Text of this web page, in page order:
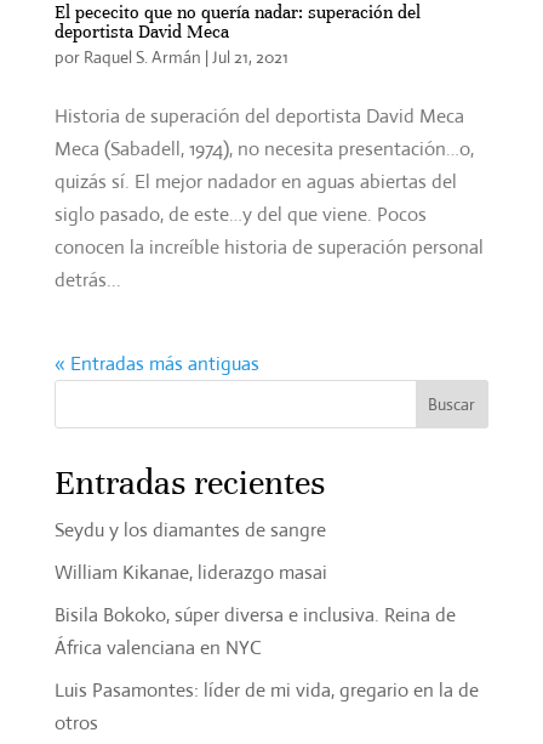
El pececito que no quería nadar: superación del
deportista David Meca
por Raquel S. Armán |Jul 21, 2021
Historia de superación del deportista David Meca
Meca (Sabadell, 1974), no necesita presentación…o,
quizás sí. El mejor nadador en aguas abiertas del
siglo pasado, de este…y del que viene. Pocos
conocen la increíble historia de superación personal
detrás...
« Entradas más antiguas
Entradas recientes
Seydu y los diamantes de sangre
William Kikanae, liderazgo masai
Bisila Bokoko, súper diversa e inclusiva. Reina de
África valenciana en NYC
Luis Pasamontes: líder de mi vida, gregario en la de
otros